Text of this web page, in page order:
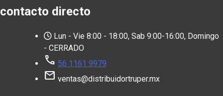
contacto directo
Lun - Vie 8:00 - 18:00, Sab 9:00-16:00, Domingo
- CERRADO
call 56 1161 9979
mail ventas@distribuidortruper.mx